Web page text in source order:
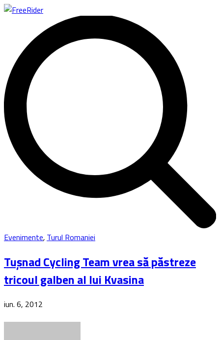
Evenimente, Turul Romaniei
Tuşnad Cycling Team vrea să păstreze
tricoul galben al lui Kvasina
iun. 6, 2012